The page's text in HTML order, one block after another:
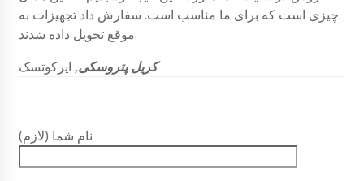
چیزی است که برای ما مناسب است. سفارش داد تجهیزات به
موقع تحویل داده شدند.
کریل پتروسکی, ایرکوتسک
نام شما (لازم)